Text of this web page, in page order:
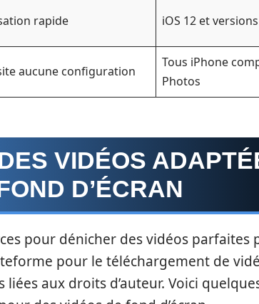
rapide iOS 12 et
aucune configuration
Tous iPhone
Photos
VIDÉOS
D’ÉCRAN
pour dénicher des vidéos parfaites
pour le téléchargement de
aux droits d’auteur. Voici